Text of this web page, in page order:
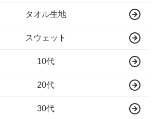
タオル生地
スウェット
10代
20代
30代